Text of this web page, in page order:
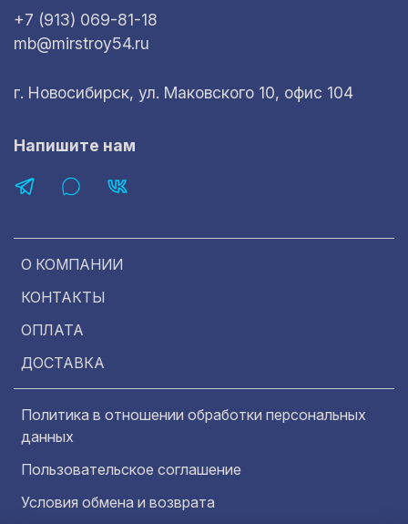
О КОМПАНИИ
КОНТАКТЫ
ОПЛАТА
ДОСТАВКА
Политика в отношении обработки персональных
данных
Пользовательское соглашение
Условия обмена и возврата
+7 (913) 069-81-18
mb@mirstroy54.ru
г. Новосибирск, ул. Маковского 10, офис 104
Напишите нам